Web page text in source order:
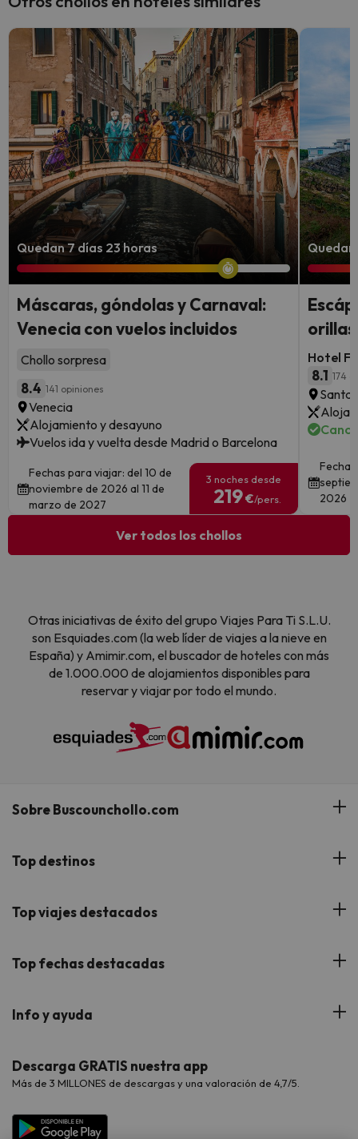
Quedan 7 días 23 horas
Máscaras, góndolas y Carnaval:
Venecia con vuelos incluidos
Chollo sorpresa
8.4 141 opiniones
Venecia
Alojamiento y desayuno
Vuelos ida y vuelta desde Madrid o Barcelona
Fechas para viajar: del 10 de
noviembre de 2026 al 11 de
marzo de 2027
3 noches desde
219€/pers.
Quedan
Hotel
8.1 174
2026
Ver todos los chollos
Otras iniciativas de éxito del grupo Viajes Para Ti S.L.U.
son Esquiades.com (la web líder de viajes a la nieve en
España) y Amimir.com, el buscador de hoteles con más
de 1.000.000 de alojamientos disponibles para
reservar y viajar por todo el mundo.
Sobre Buscounchollo.com
¿Quiénes somos?
Buscounchollo en los medios
Proveedores
Viajes para grupos
Top destinos
Hoteles Andalucía
Hoteles Cataluña
Hoteles Galicia
Top viajes destacados
Viajes con Niños
Viajes de Novios
Chollos con Todo Incluido
Chollos en la playa
Top fechas destacadas
Verano
Vacaciones en Agosto
Info y ayuda
Contáctanos
Preguntas frecuentes
Descarga GRATIS nuestra app
Más de 3 MILLONES de descargas y una valoración de 4,7/5.